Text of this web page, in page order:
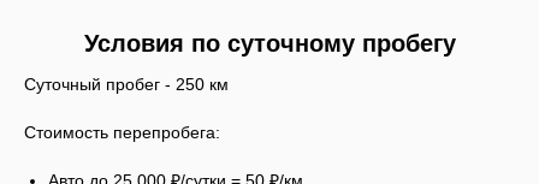
Условия по суточному пробегу
Суточный пробег - 250 км
Стоимость перепробега:
Авто до 25 000 ₽/сутки = 50 ₽/км